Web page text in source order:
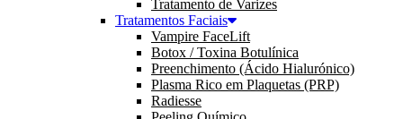
Tratamento de Varizes
Tratamentos Faciais
Vampire FaceLift
Botox / Toxina Botulínica
Preenchimento (Ácido Hialurónico)
Plasma Rico em Plaquetas (PRP)
Radiesse